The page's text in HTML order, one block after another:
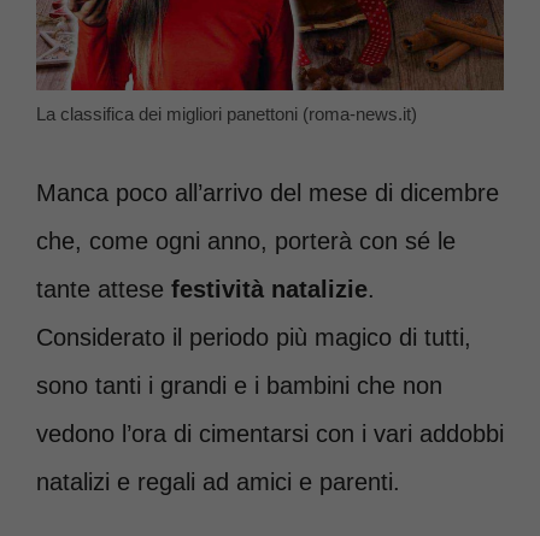
La classifica dei migliori panettoni (roma-news.it)
Manca poco all’arrivo del mese di dicembre
che, come ogni anno, porterà con sé le
tante attese festività natalizie.
Considerato il periodo più magico di tutti,
sono tanti i grandi e i bambini che non
vedono l’ora di cimentarsi con i vari addobbi
natalizi e regali ad amici e parenti.